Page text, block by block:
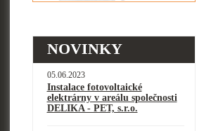
NOVINKY
05.06.2023
Instalace fotovoltaické
elektrárny v areálu společnosti
DELIKA - PET, s.r.o.